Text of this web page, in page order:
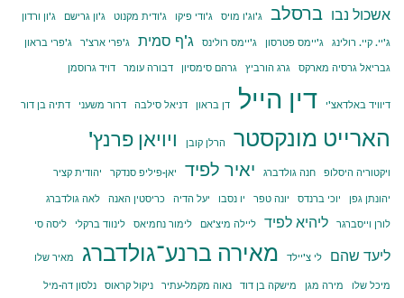
אשכול נבו ברסלב ג'וג'ו מויס ג'ודי פיקו ג'ודית מקנוט ג'ון גרישם ג'ון ורדון
ג'יי. קיי. רולינג ג'יימס פטרסון ג'יימס רולינס ג'ף סמית ג'פרי ארצ'ר
ג'פרי בראון
גבריאל גרסיה מארקס
גרג הורביץ גרהם סימסיון דבורה עומר דויד גרוסמן
דיוויד באלדאצ'י דין הייל דן בראון דניאל סילבה דרור משעני דתיה בן דור
הארייט מונקסטר הרלן קובן ויויאן פרנץ'
ויקטוריה היסלופ חנה גולדברג יאיר לפיד יאן-פיליפ סנדקר יהודית קציר
יהונתן גפן יוכי ברנדס יונה טפר יו נסבו יעל הדיה כריסטין האנה
לאה גולדברג
לורן וייסברגר
ליהיא לפיד ליילה מיצ'אם לימור נחמיאס לינווד ברקלי ליסה סי
ליעד שהם לי צ'יילד מאירה ברנע־גולדברג מאיר שלו
מיכל שלו מירה מגן מישקה בן דוד נאוה מקמל-עתיר ניקול קראוס נלסון דה-מיל